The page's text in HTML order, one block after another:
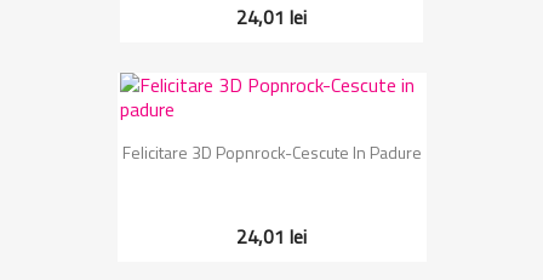
24,01 lei
Felicitare 3D Popnrock-Cescute In Padure
24,01 lei